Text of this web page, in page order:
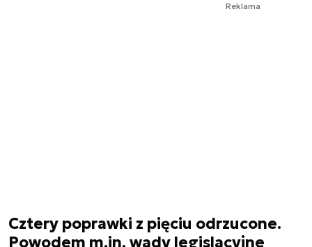
Reklama
Cztery poprawki z pięciu odrzucone.
Powodem m.in. wady legislacyjne